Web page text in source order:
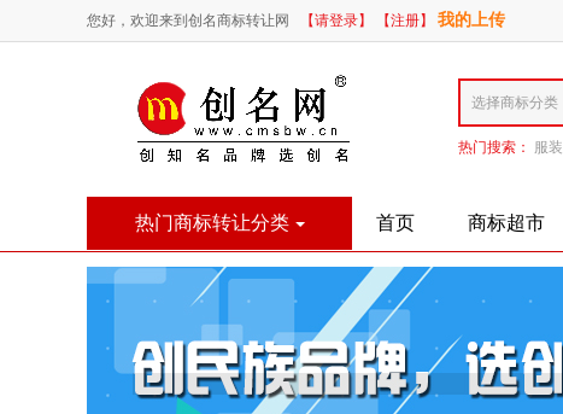
您好，欢迎来到创名商标转让网 【请登录】 【注册】 我的上传
热门搜索： 服装
热门商标转让分类 首页 商标超市